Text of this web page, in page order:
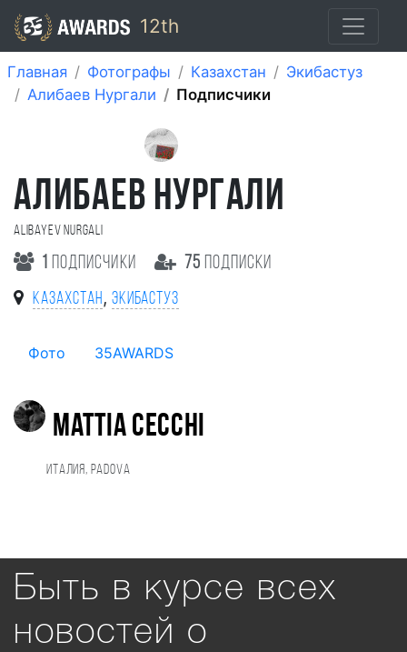
12th
Главная Фотографы Казахстан
Экибастуз
Алибаев Нургали
Подписчики
АЛИБАЕВ НУРГАЛИ
Alibayev Nurgali
1 подписчики 75 подписки
Казахстан , Экибастуз
Фото 35AWARDS
Mattia Cecchi
Италия, Padova
Быть в курсе всех
новостей о